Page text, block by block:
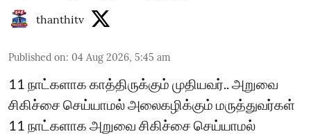
thanthitv
Published on: 04 Aug 2026, 5:45 am
11 நாட்களாக காத்திருக்கும் முதியவர்.. அறுவை
சிகிச்சை செய்யாமல் அலைகழிக்கும் மருத்துவர்கள்
11 நாட்களாக அறுவை சிகிச்சை செய்யாமல்